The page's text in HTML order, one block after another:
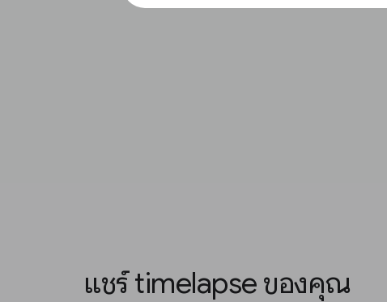
แชร์ timelapse ของคุณ